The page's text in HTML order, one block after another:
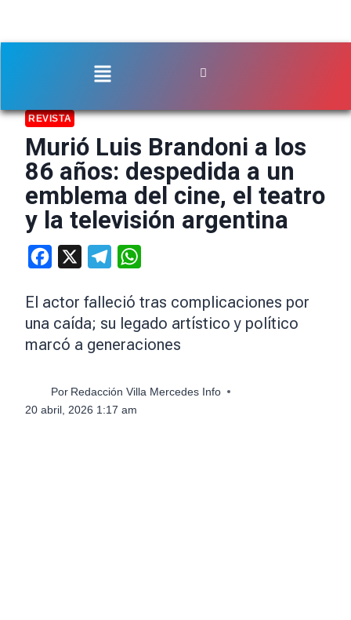
REVISTA
Murió Luis Brandoni a los
86 años: despedida a un
emblema del cine, el teatro
y la televisión argentina
Facebook Telegram
El actor falleció tras complicaciones por
una caída; su legado artístico y político
marcó a generaciones
Por Redacción Villa Mercedes Info
20 abril, 2026 1:17 am